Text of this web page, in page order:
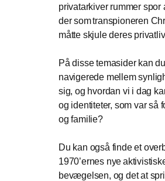
privatarkiver rummer spor
der som transpioneren
måtte skjule deres
På disse temasider kan
navigerede mellem
sig, og hvordan vi i dag
og identiteter, som var så
og familie?
Du kan også finde et
1970’ernes nye
bevægelsen, og det at